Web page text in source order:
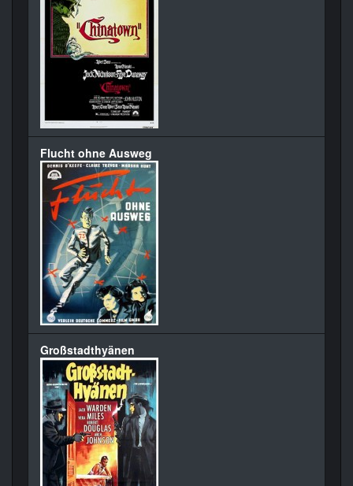
Flucht ohne Ausweg
Großstadthyänen